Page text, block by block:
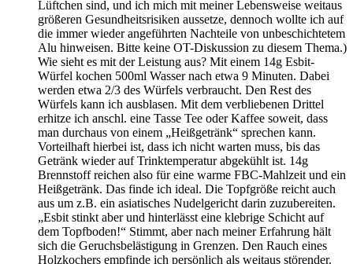
Lüftchen sind, und ich mich mit meiner Lebensweise weitaus
größeren Gesundheitsrisiken aussetze, dennoch wollte ich auf
die immer wieder angeführten Nachteile von unbeschichtetem
Alu hinweisen. Bitte keine OT-Diskussion zu diesem Thema.)
Wie sieht es mit der Leistung aus? Mit einem 14g Esbit-
Würfel kochen 500ml Wasser nach etwa 9 Minuten. Dabei
werden etwa 2/3 des Würfels verbraucht. Den Rest des
Würfels kann ich ausblasen. Mit dem verbliebenen Drittel
erhitze ich anschl. eine Tasse Tee oder Kaffee soweit, dass
man durchaus von einem „Heißgetränk“ sprechen kann.
Vorteilhaft hierbei ist, dass ich nicht warten muss, bis das
Getränk wieder auf Trinktemperatur abgekühlt ist. 14g
Brennstoff reichen also für eine warme FBC-Mahlzeit und ein
Heißgetränk. Das finde ich ideal. Die Topfgröße reicht auch
aus um z.B. ein asiatisches Nudelgericht darin zuzubereiten.
„Esbit stinkt aber und hinterlässt eine klebrige Schicht auf
dem Topfboden!“ Stimmt, aber nach meiner Erfahrung hält
sich die Geruchsbelästigung in Grenzen. Den Rauch eines
Holzkochers empfinde ich persönlich als weitaus störender.